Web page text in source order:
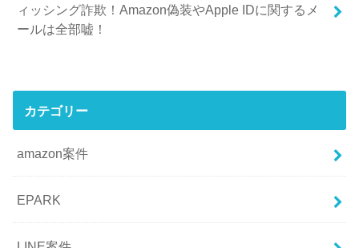
ィッシング詐欺！Amazon偽装やApple IDに関するメ
ールは全部嘘！
カテゴリー
amazon案件
EPARK